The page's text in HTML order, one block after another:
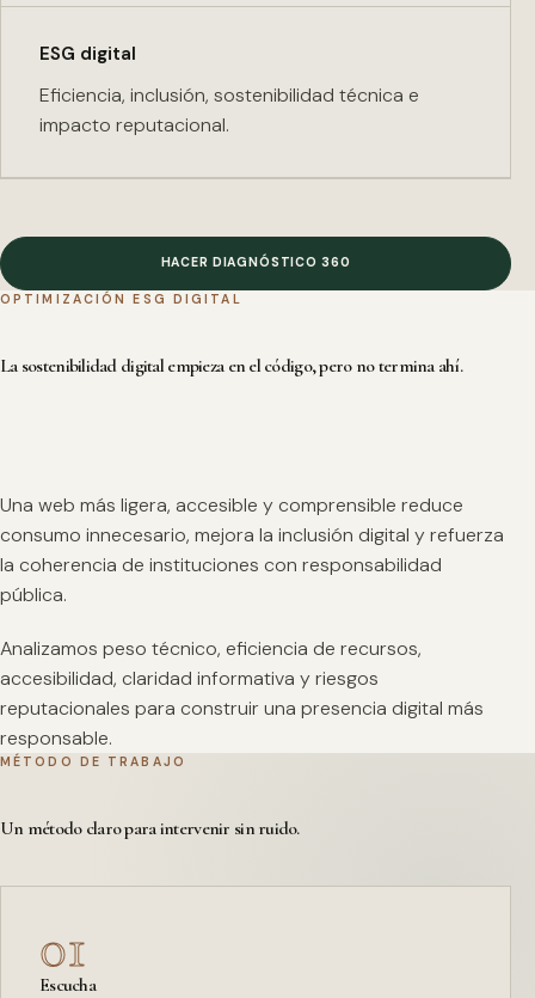
ESG digital
Eficiencia, inclusión, sostenibilidad técnica e
impacto reputacional.
HACER DIAGNÓSTICO 360
OPTIMIZACIÓN ESG DIGITAL
La sostenibilidad digital empieza en el código, pero no termina ahí.
Una web más ligera, accesible y comprensible reduce
consumo innecesario, mejora la inclusión digital y refuerza
la coherencia de instituciones con responsabilidad
pública.
Analizamos peso técnico, eficiencia de recursos,
accesibilidad, claridad informativa y riesgos
reputacionales para construir una presencia digital más
responsable.
MÉTODO DE TRABAJO
Un método claro para intervenir sin ruido.
01
Escucha